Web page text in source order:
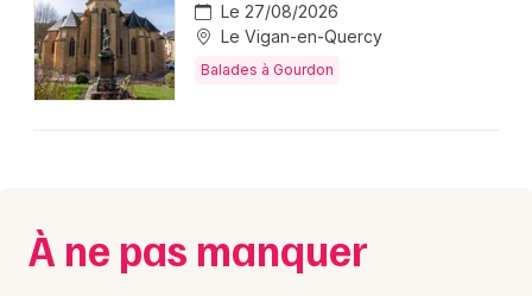
Artistes en tournée
Actus à Gourdon
Magazine à Gourdon
Le 27/08/2026
Le Vigan-en-Quercy
Balades à Gourdon
À ne pas manquer